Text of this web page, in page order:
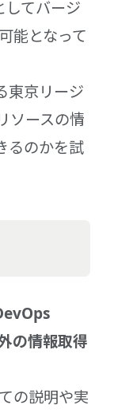
てバージ
能となって
東京リージ
ソースの情
るのかを試
の情報取得
の説明や実